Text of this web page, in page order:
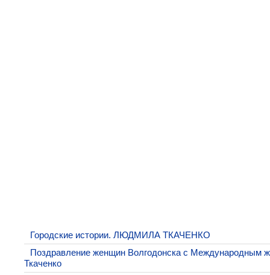
Городские истории. ЛЮДМИЛА ТКАЧЕНКО
Поздравление женщин Волгодонска с Международным
Ткаченко